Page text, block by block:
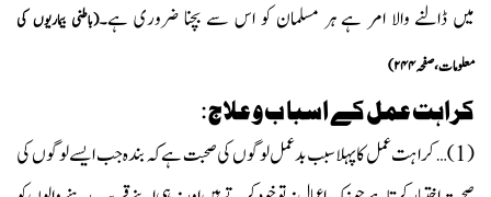
میں ڈالنے والا امر ہے ہر مسلمان کو اس سے بچنا ضروری ہے۔(باطنی بیماریوں کی
معلومات،صفحہ۲۴۴)
کراہت عمل کے اسبا ب و علاج:
(
1)… کراہت عمل کاپہلا سبب بدعمل لوگوں کی صحبت ہے کہ بندہ جب ایسے لوگوں کی